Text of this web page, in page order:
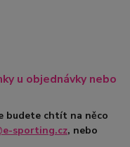
u objednávky nebo
budete chtít na něco
sporting.cz, nebo